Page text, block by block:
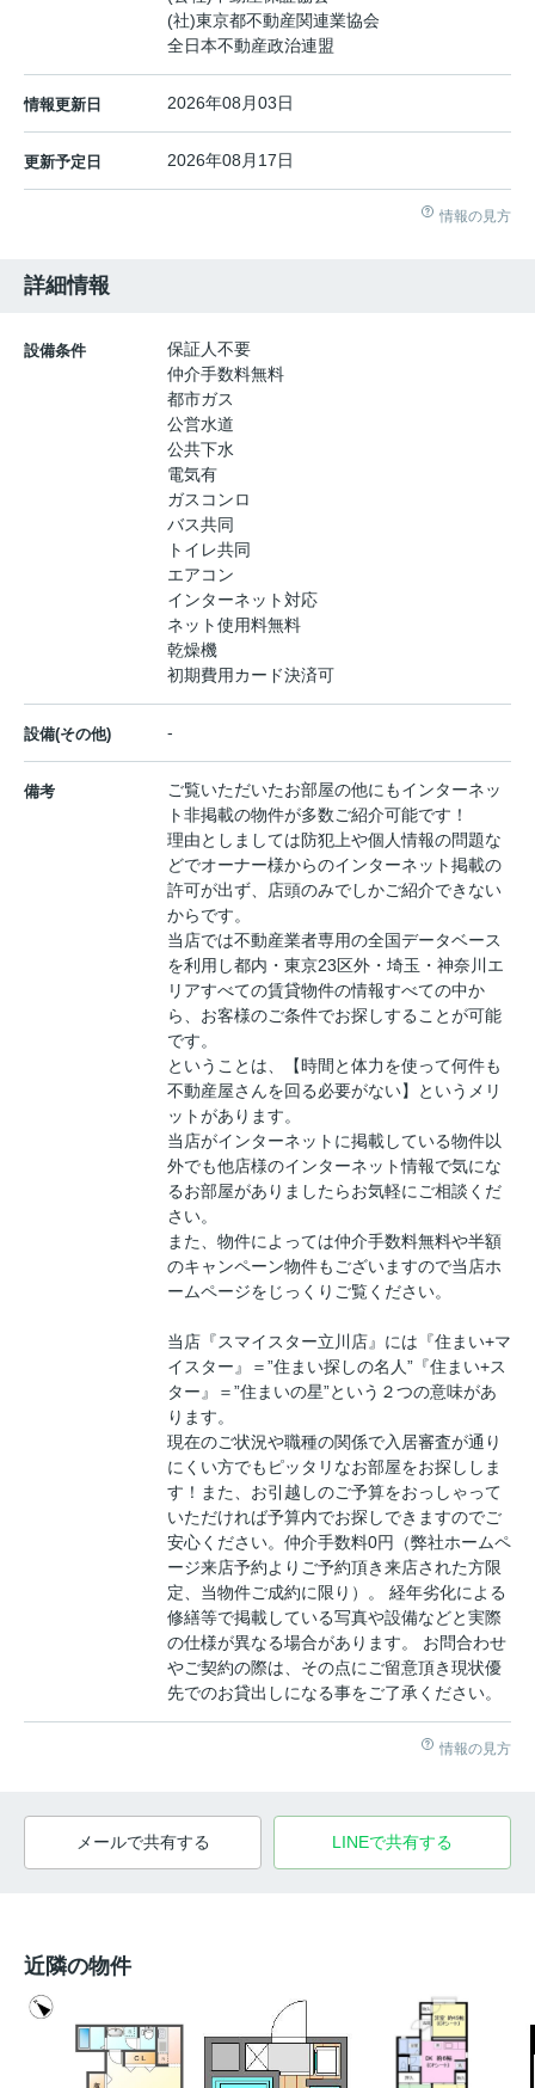
(社)東京都不動産関連業協会
全日本不動産政治連盟
情報更新日 2026年08月03日
更新予定日 2026年08月17日
情報の見方
詳細情報
設備条件
保証人不要
仲介手数料無料
都市ガス
公営水道
公共下水
電気有
ガスコンロ
バス共同
トイレ共同
エアコン
インターネット対応
ネット使用料無料
乾燥機
初期費用カード決済可
設備(その他) -
備考
ご覧いただいたお部屋の他にもインターネッ
ト非掲載の物件が多数ご紹介可能です！
理由としましては防犯上や個人情報の問題な
どでオーナー様からのインターネット掲載の
許可が出ず、店頭のみでしかご紹介できない
からです。
当店では不動産業者専用の全国データベース
を利用し都内・東京23区外・埼玉・神奈川エ
リアすべての賃貸物件の情報すべての中か
ら、お客様のご条件でお探しすることが可能
です。
ということは、【時間と体力を使って何件も
不動産屋さんを回る必要がない】というメリ
ットがあります。
当店がインターネットに掲載している物件以
外でも他店様のインターネット情報で気にな
るお部屋がありましたらお気軽にご相談くだ
さい。
また、物件によっては仲介手数料無料や半額
のキャンペーン物件もございますので当店ホ
ームページをじっくりご覧ください。
当店『スマイスター立川店』には『住まい+マ
イスター』＝”住まい探しの名人”『住まい+ス
ター』＝”住まいの星”という２つの意味があ
ります。
現在のご状況や職種の関係で入居審査が通り
にくい方でもピッタリなお部屋をお探ししま
す！また、お引越しのご予算をおっしゃって
いただければ予算内でお探しできますのでご
安心ください。仲介手数料0円（弊社ホームペ
ージ来店予約よりご予約頂き来店された方限
定、当物件ご成約に限り）。 経年劣化による
修繕等で掲載している写真や設備などと実際
の仕様が異なる場合があります。 お問合わせ
やご契約の際は、その点にご留意頂き現状優
先でのお貸出しになる事をご了承ください。
情報の見方
メールで共有する LINEで共有する
近隣の物件